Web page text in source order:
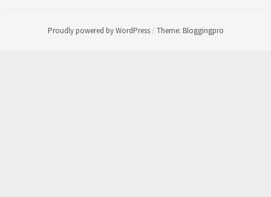
Proudly powered by WordPress / Theme: Bloggingpro